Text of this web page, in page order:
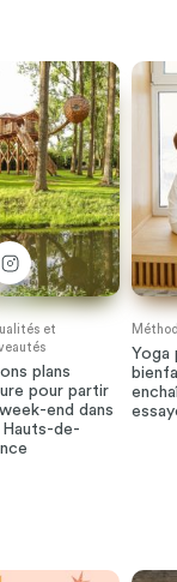
et
plans
pour partir
end dans
Hauts-de-
Yoga